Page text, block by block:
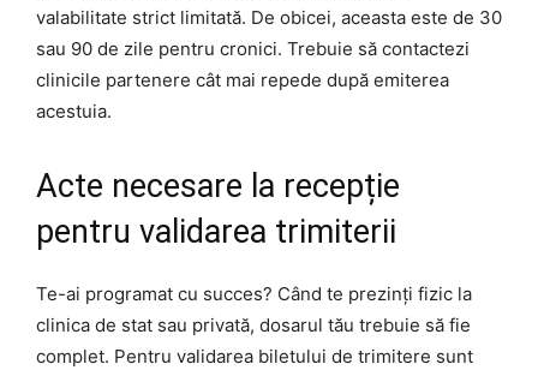
valabilitate strict limitată. De obicei, aceasta este de 30
sau 90 de zile pentru cronici. Trebuie să contactezi
clinicile partenere cât mai repede după emiterea
acestuia.
Acte necesare la recepție
pentru validarea trimiterii
Te-ai programat cu succes? Când te prezinți fizic la
clinica de stat sau privată, dosarul tău trebuie să fie
complet. Pentru validarea biletului de trimitere sunt